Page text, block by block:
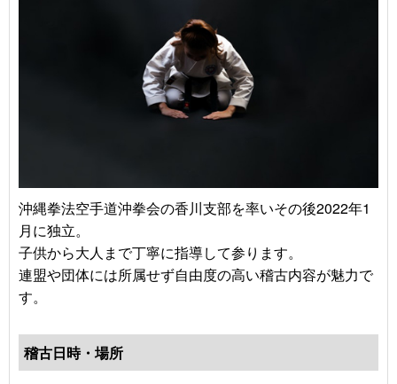
沖縄拳法空手道沖拳会の香川支部を率いその後2022年1
月に独立。
子供から大人まで丁寧に指導して参ります。
連盟や団体には所属せず自由度の高い稽古内容が魅力で
す。
稽古日時・場所